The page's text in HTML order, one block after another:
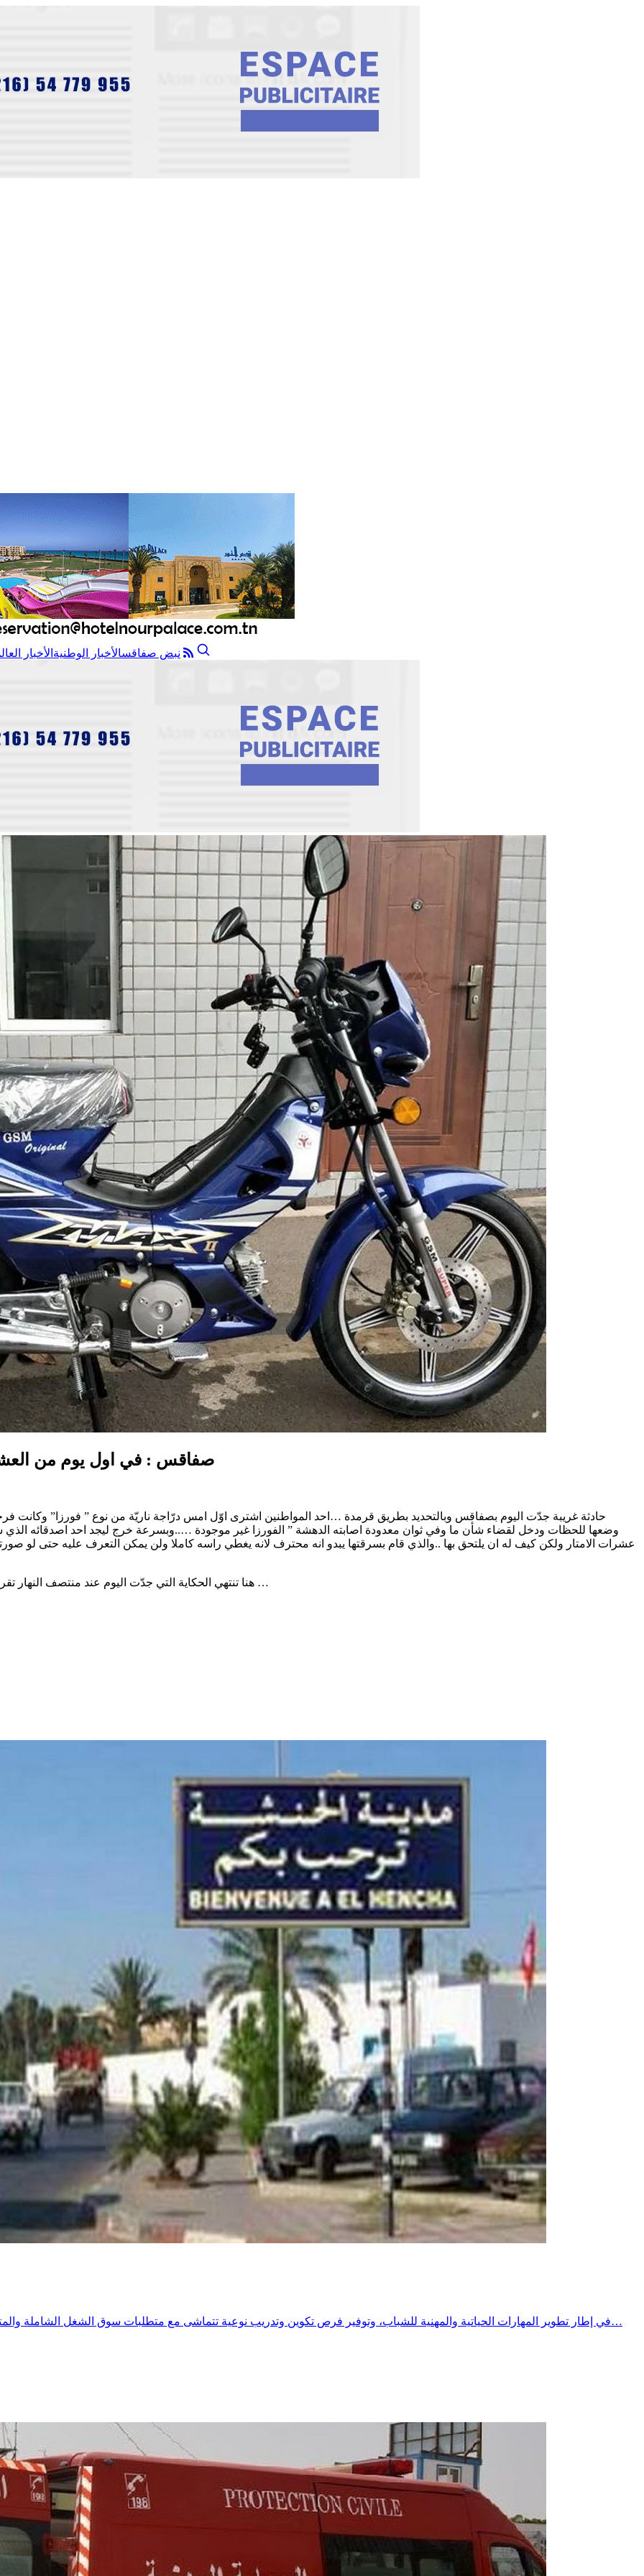
نبض صفاقسالأخبار الوطنية الأخبار
صفاقس : في اول يوم من
حادثة غريبة جدّت اليوم بصفاقس وبالتحديد بطريق قرمدة …احد المواطنين اشترى اوّل امس درّاجة ناريّة من نوع ” فورزا” وكانت
وضعها للحظات ودخل لقضاء شأن ما وفي ثوان معدودة اصابته الدهشة ” الفورزا غير موجودة …..وبسرعة خرج ليجد احد اصدقائه الذي
عشرات الامتار ولكن كيف له ان يلتحق بها ..والذي قام بسرقتها يبدو انه محترف لانه يغطي راسه كاملا ولن يمكن التعرف عليه حتى لو
هنا تنتهي الحكاية التي جدّت اليوم عند منتصف النهار تقريبا فانتبهوا واحكموا حماية درّاجاتكم لان العديد ينتظر منكم لحظة سهو …
​في إطار تطوير المهارات الحياتية والمهنية للشباب، وتوفير فرص تكوين وتدريب نوعية تتماشى مع متطلبات سوق الشغل الشاملة والمتجددة .​وتحت إشراف معتمدية الحنشة، وبشراكة استراتيجية بين مركز…